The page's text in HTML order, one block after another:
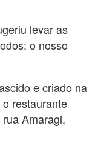
levar as
o nosso
e criado na
restaurante
Amaragi,